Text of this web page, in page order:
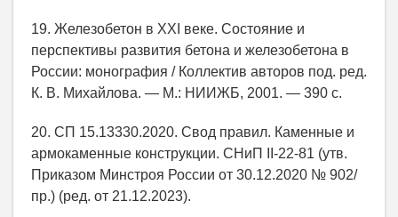
19. Железобетон в XXI веке. Состояние и
перспективы развития бетона и железобетона в
России: монография / Коллектив авторов под. ред.
К. В. Михайлова. — М.: НИИЖБ, 2001. — 390 с.
20. СП 15.13330.2020. Свод правил. Каменные и
армокаменные конструкции. СНиП II-22-81 (утв.
Приказом Минстроя России от 30.12.2020 № 902/
пр.) (ред. от 21.12.2023).